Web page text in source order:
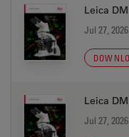
Leica
Jul 27, 2026
Leica
Jul 27, 2026